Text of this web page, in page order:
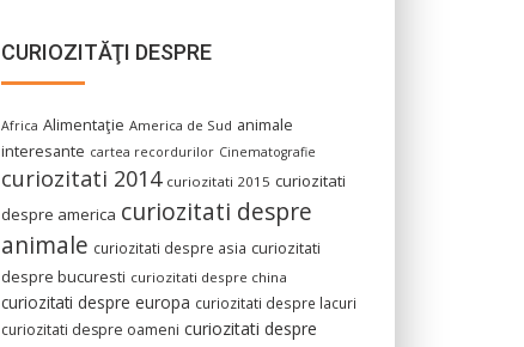
CURIOZITĂŢI DESPRE
Africa Alimentaţie America de Sud animale
interesante cartea recordurilor Cinematografie
curiozitati 2014 curiozitati 2015 curiozitati
despre america curiozitati despre
animale curiozitati despre asia curiozitati
despre bucuresti curiozitati despre china
curiozitati despre europa curiozitati despre lacuri
curiozitati despre oameni curiozitati despre